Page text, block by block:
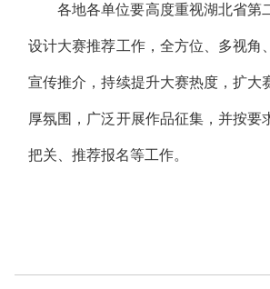
各地各单位要高度重视湖北省第
设计大赛推荐工作，全方位、多视角
宣传推介，持续提升大赛热度，扩大
厚氛围，广泛开展作品征集，并按要
把关、推荐报名等工作。